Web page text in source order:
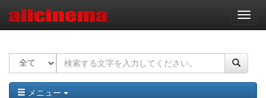
ナ
ビ
ー
ョ
ン
メニュー